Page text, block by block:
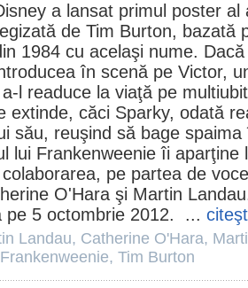
a lansat primul poster al
de Tim Burton, bazată
1984 cu acelaşi nume.
în scenă pe Victor,
l readuce la viaţă pe
extinde, căci Sparky, odată
său, reuşind să bage
lui Frankenweenie îi aparţine
pe partea de
O'Hara şi Martin Landau
pe 5 octombrie 2012. ...
Landau, Catherine O'Hara,
Frankenweenie, Tim Burton